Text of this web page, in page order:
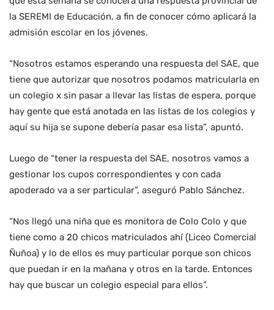
la SEREMI de Educación, a fin de conocer cómo aplicará la
admisión escolar en los jóvenes.
“Nosotros estamos esperando una respuesta del SAE, que
tiene que autorizar que nosotros podamos matricularla en
un colegio x sin pasar a llevar las listas de espera, porque
hay gente que está anotada en las listas de los colegios y
aquí su hija se supone debería pasar esa lista”, apuntó.
Luego de “tener la respuesta del SAE, nosotros vamos a
gestionar los cupos correspondientes y con cada
apoderado va a ser particular”, aseguró Pablo Sánchez.
“Nos llegó una niña que es monitora de Colo Colo y que
tiene como a 20 chicos matriculados ahí (Liceo Comercial
Ñuñoa) y lo de ellos es muy particular porque son chicos
que puedan ir en la mañana y otros en la tarde. Entonces
hay que buscar un colegio especial para ellos”.